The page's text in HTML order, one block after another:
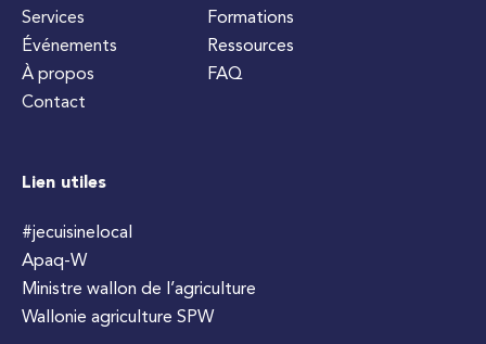
Services
Événements
À propos
Contact
Formations
Ressources
FAQ
Lien utiles
#jecuisinelocal
Apaq-W
Ministre wallon de l’agriculture
Wallonie agriculture SPW